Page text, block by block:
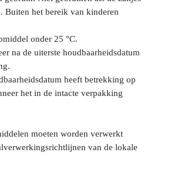
Buiten het bereik van kinderen
onder 25 °C.
na de uiterste houdbaarheidsdatum
heeft betrekking op
het in de intacte verpakking
moeten worden verwerkt
van de lokale